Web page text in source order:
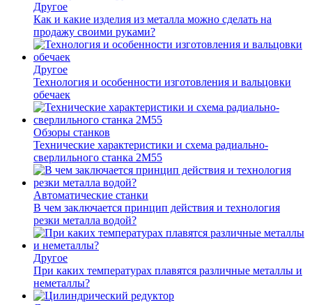
Другое
Как и какие изделия из металла можно сделать на
продажу своими руками?
Другое
Технология и особенности изготовления и вальцовки
обечаек
Обзоры станков
Технические характеристики и схема радиально-
сверлильного станка 2М55
Автоматические станки
В чем заключается принцип действия и технология
резки металла водой?
Другое
При каких температурах плавятся различные металлы и
неметаллы?